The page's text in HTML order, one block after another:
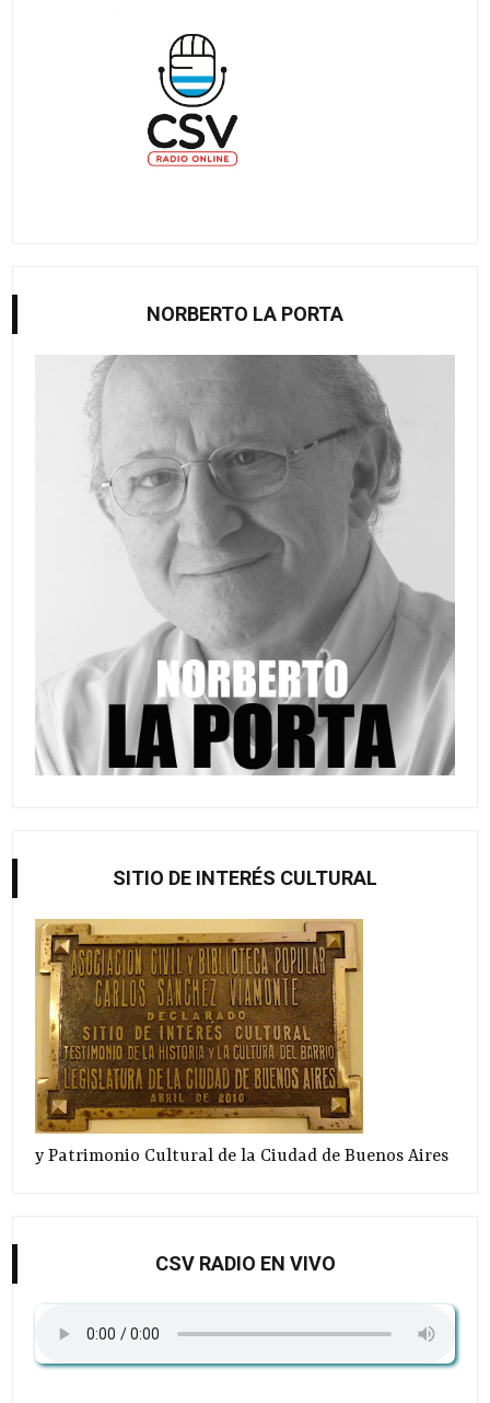
NORBERTO LA PORTA
SITIO DE INTERÉS CULTURAL
y Patrimonio Cultural de la Ciudad de Buenos Aires
CSV RADIO EN VIVO